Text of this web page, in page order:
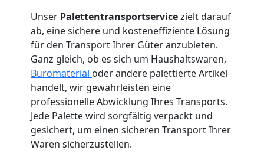
Unser Palettentransportservicezielt darauf
ab, eine sichere und kosteneffiziente Lösung
für den Transport Ihrer Güter anzubieten.
Ganz gleich, ob es sich um Haushaltswaren,
Büromaterial oder andere palettierte Artikel
handelt, wir gewährleisten eine
professionelle Abwicklung Ihres Transports.
Jede Palette wird sorgfältig verpackt und
gesichert, um einen sicheren Transport Ihrer
Waren sicherzustellen.